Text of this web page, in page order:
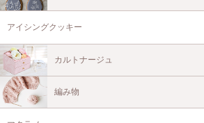
アイシングクッキー
カルトナージュ
編み物